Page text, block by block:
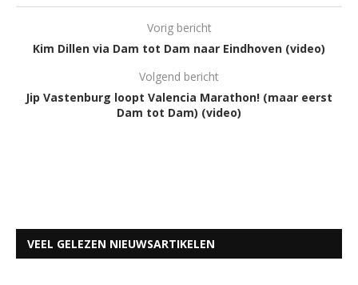
Vorig bericht
Kim Dillen via Dam tot Dam naar Eindhoven (video)
Volgend bericht
Jip Vastenburg loopt Valencia Marathon! (maar eerst
Dam tot Dam) (video)
VEEL GELEZEN NIEUWSARTIKELEN